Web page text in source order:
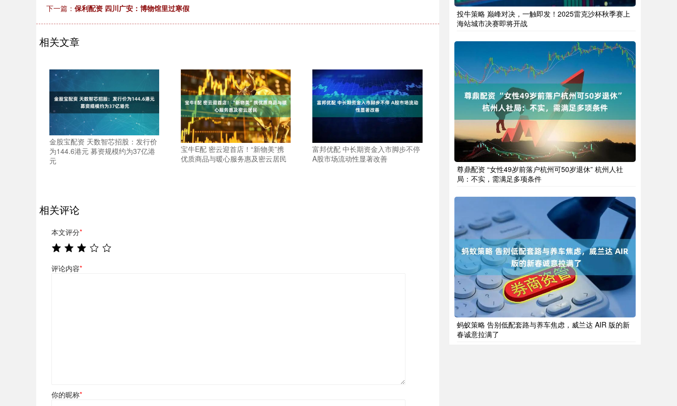
下一篇： 保利配资 四川广安：博物馆里过寒假
相关文章
金股宝配资 天数智芯招股：发行价
为144.6港元 募资规模约为37亿港
元
宝牛E配 密云迎首店！“新物美”携
优质商品与暖心服务惠及密云居民
富邦优配 中长期资金入市脚步不停
A股市场流动性显著改善
相关评论
本文评分*
评论内容*
你的昵称*
投牛策略 巅峰对决，一触即发！2025雷克沙杯秋季赛上
海站城市决赛即将开战
尊鼎配资 “女性49岁前落户杭州可50岁退休” 杭州人社
局：不实，需满足多项条件
蚂蚁策略 告别低配套路与养车焦虑，威兰达 AIR 版的新
春诚意拉满了